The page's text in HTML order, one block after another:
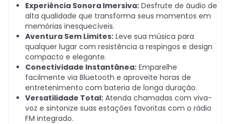
Experiência Sonora Imersiva: Desfrute de áudio de
alta qualidade que transforma seus momentos em
memórias inesquecíveis.
Aventura Sem Limites: Leve sua música para
qualquer lugar com resistência a respingos e design
compacto e elegante.
Conectividade Instantânea: Emparelhe
facilmente via Bluetooth e aproveite horas de
entretenimento com bateria de longa duração.
Versatilidade Total: Atenda chamadas com viva-
voz e sintonize suas estações favoritas com o rádio
FM integrado.